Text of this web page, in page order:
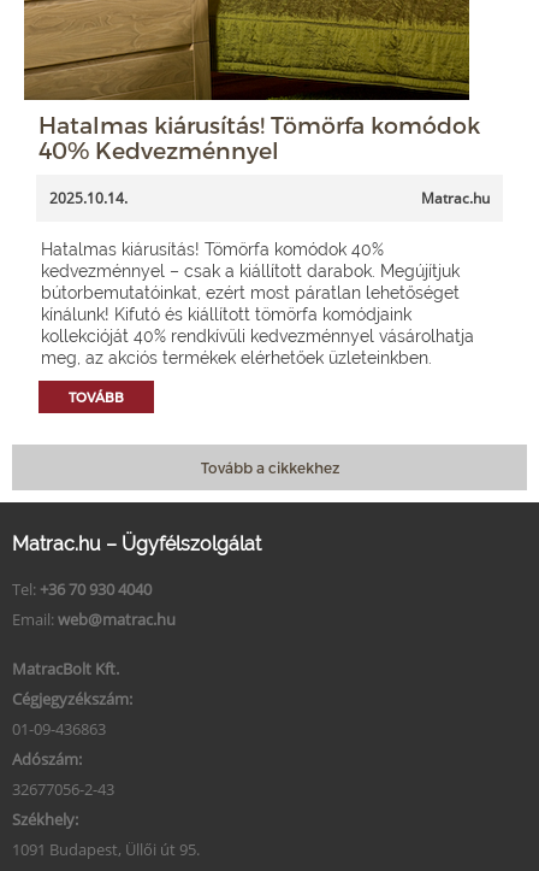
Hatalmas kiárusítás! Tömörfa komódok
40% Kedvezménnyel
2025.10.14. Matrac.hu
Hatalmas kiárusítás! Tömörfa komódok 40%
kedvezménnyel – csak a kiállított darabok. Megújítjuk
bútorbemutatóinkat, ezért most páratlan lehetőséget
kínálunk! Kifutó és kiállított tömörfa komódjaink
kollekcióját 40% rendkívüli kedvezménnyel vásárolhatja
meg, az akciós termékek elérhetőek üzleteinkben.
TOVÁBB
Tovább a cikkekhez
Matrac.hu – Ügyfélszolgálat
Tel: +36 70 930 4040
Email: web@matrac.hu
MatracBolt Kft.
Cégjegyzékszám:
01-09-436863
Adószám:
32677056-2-43
Székhely:
1091 Budapest, Üllői út 95.